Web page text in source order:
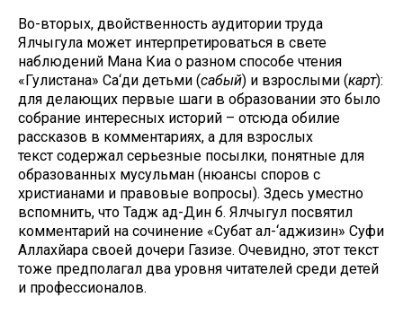
Во-вторых, двойственность аудитории труда
Ялчыгула может интерпретироваться в свете
наблюдений Мана Киа о разном способе чтения
«Гулистана» Са‘ди детьми (сабый) и взрослыми (карт):
для делающих первые шаги в образовании это было
собрание интересных историй – отсюда обилие
рассказов в комментариях, а для взрослых
текст содержал серьезные посылки, понятные для
образованных мусульман (нюансы споров с
христианами и правовые вопросы). Здесь уместно
вспомнить, что Тадж ад-Дин б. Ялчыгул посвятил
комментарий на сочинение «Субат ал-‘аджизин» Суфи
Аллахйара своей дочери Газизе. Очевидно, этот текст
тоже предполагал два уровня читателей среди детей
и профессионалов.